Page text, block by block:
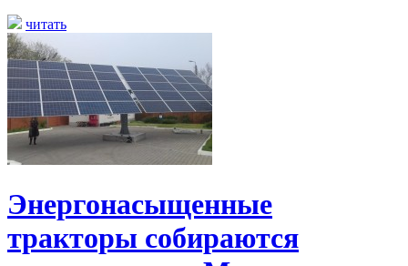
читать
Энергонасыщенные
тракторы собираются